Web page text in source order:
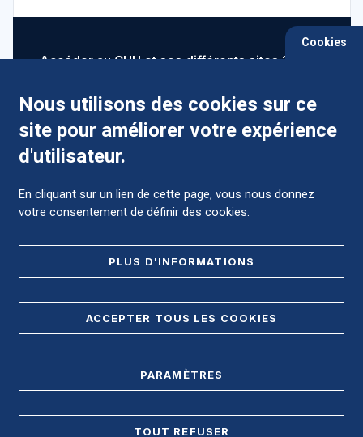
Accéder au CHU et ses différents sites ?
Comment préparer mon hospitalisation ?
PLAN DE SITE
Cookies
Nous utilisons des cookies sur ce
site pour améliorer votre expérience
d'utilisateur.
En cliquant sur un lien de cette page, vous nous donnez
votre consentement de définir des cookies.
PLUS D'INFORMATIONS
ACCEPTER TOUS LES COOKIES
PARAMÈTRES
TOUT REFUSER